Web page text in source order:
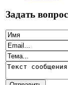
Задать вопрос